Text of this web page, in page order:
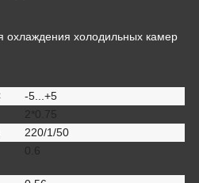
охлаждения холодильных камер
-5...+5
2*0.75
220/1/50
0.6